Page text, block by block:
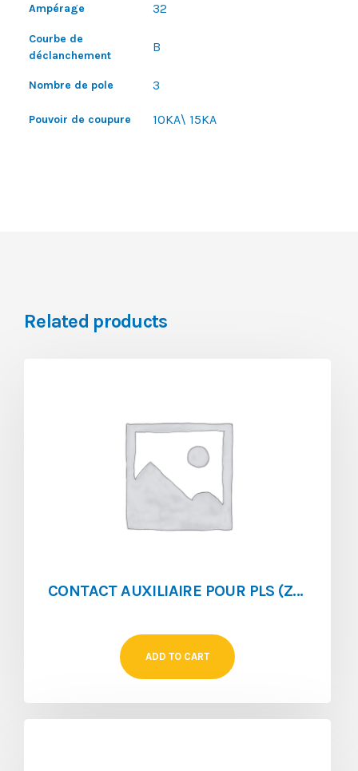
Ampérage 32
Courbe de
déclanchement
B
Nombre de pole 3
Pouvoir de coupure 10KA\ 15KA
Related products
CONTACT AUXILIAIRE POUR PLS (ZP-IHK)
ADD TO CART